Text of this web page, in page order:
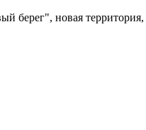
новая территория,